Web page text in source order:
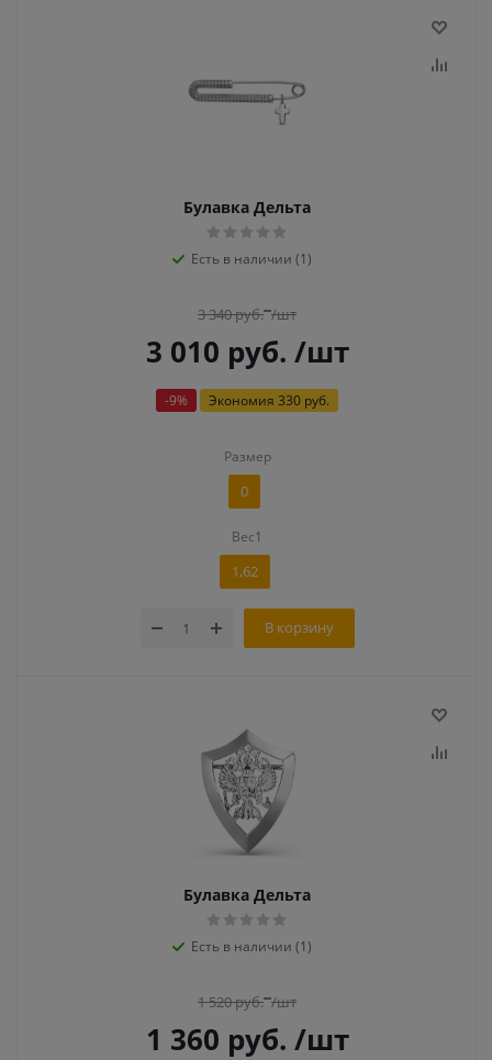
Булавка Дельта
Есть в наличии (1)
3 340руб. /шт
3 010 руб. /шт
-9% Экономия 330 руб.
Размер
0
Вес1
1,62
В корзину
Булавка Дельта
Есть в наличии (1)
1 520руб. /шт
1 360 руб. /шт